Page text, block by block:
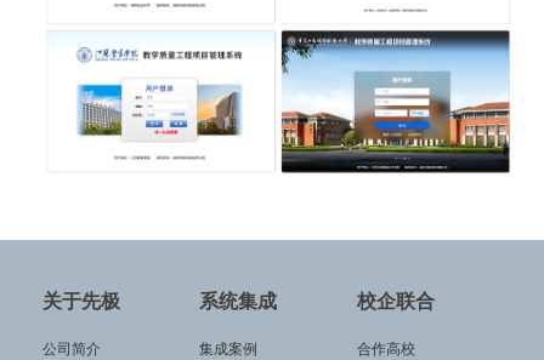
关于先极
公司简介
系统集成
集成案例
校企联合
合作高校